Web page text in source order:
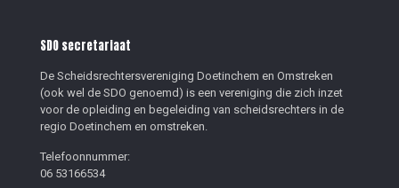
SDO secretariaat
De Scheidsrechtersvereniging Doetinchem en Omstreken
(ook wel de SDO genoemd) is een vereniging die zich inzet
voor de opleiding en begeleiding van scheidsrechters in de
regio Doetinchem en omstreken.
Telefoonnummer:
06 53166534